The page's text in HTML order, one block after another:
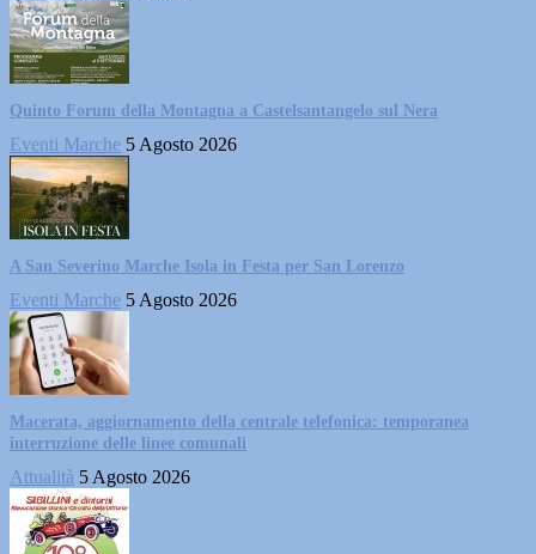
Quinto Forum della Montagna a Castelsantangelo sul Nera
Eventi Marche 5 Agosto 2026
A San Severino Marche Isola in Festa per San Lorenzo
Eventi Marche 5 Agosto 2026
Macerata, aggiornamento della centrale telefonica: temporanea
interruzione delle linee comunali
Attualità 5 Agosto 2026